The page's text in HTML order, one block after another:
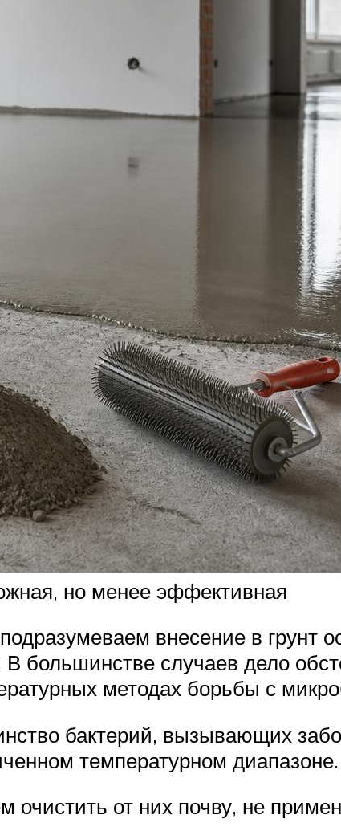
но менее эффективная
внесение в грунт
большинстве случаев дело
методах борьбы с
бактерий, вызывающих
температурном диапазоне.
от них почву, не